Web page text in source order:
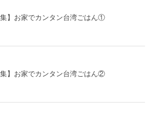
集】お家でカンタン台湾ごはん①
集】お家でカンタン台湾ごはん②